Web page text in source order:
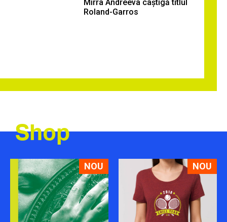
Mirra Andreeva câștigă titlul
Roland-Garros
Shop
NOU NOU